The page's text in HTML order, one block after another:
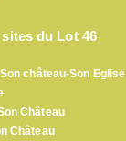
du Lot 46
château-Son Eglise
Château
Château